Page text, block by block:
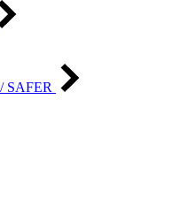
SAFER